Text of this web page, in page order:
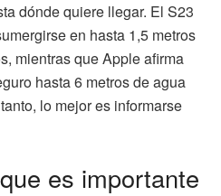
dónde quiere llegar. El S23
en hasta 1,5 metros
mientras que Apple afirma
hasta 6 metros de agua
lo mejor es informarse
es importante